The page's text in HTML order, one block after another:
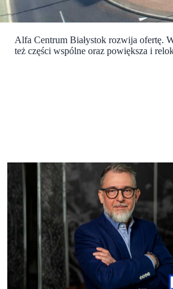
Alfa Centrum Białystok rozwija ofertę.
też części wspólne oraz powiększa i